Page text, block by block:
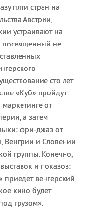
пяти стран на
Австрии,
устраивают на
посвященный не
сто лет
«Куб» пройдут
маркетинге от
а затем
фри-джаз от
Венгрии и Словении
группы. Конечно,
и показов:
венгерский
кино будет
грузом».